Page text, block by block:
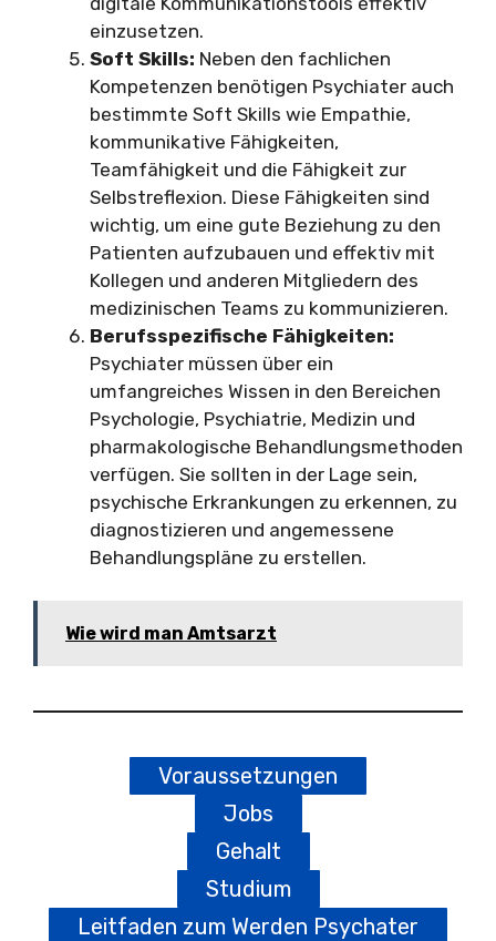
einzusetzen.
Soft Skills: Neben den fachlichen
Kompetenzen benötigen Psychiater auch
bestimmte Soft Skills wie Empathie,
kommunikative Fähigkeiten,
Teamfähigkeit und die Fähigkeit zur
Selbstreflexion. Diese Fähigkeiten sind
wichtig, um eine gute Beziehung zu den
Patienten aufzubauen und effektiv mit
Kollegen und anderen Mitgliedern des
medizinischen Teams zu kommunizieren.
Berufsspezifische Fähigkeiten:
Psychiater müssen über ein
umfangreiches Wissen in den Bereichen
Psychologie, Psychiatrie, Medizin und
pharmakologische Behandlungsmethoden
verfügen. Sie sollten in der Lage sein,
psychische Erkrankungen zu erkennen, zu
diagnostizieren und angemessene
Behandlungspläne zu erstellen.
Wie wird man Amtsarzt
Voraussetzungen
Jobs
Gehalt
Studium
Leitfaden zum Werden Psychater